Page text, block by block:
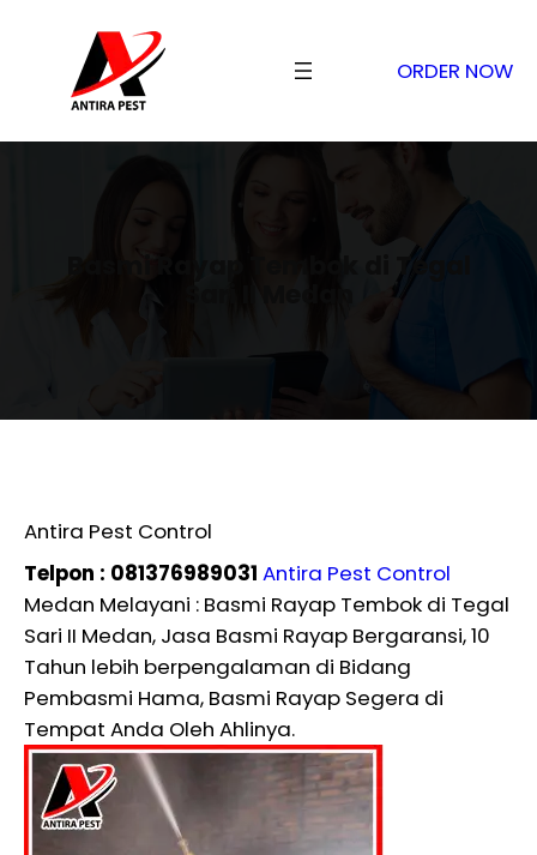
ORDER NOW
Basmi Rayap Tembok di Tegal
Antira Pest Control
Telpon : 081376989031 Antira Pest Control
Medan Melayani : Basmi Rayap Tembok di Tegal
Sari II Medan, Jasa Basmi Rayap Bergaransi, 10
Tahun lebih berpengalaman di Bidang
Pembasmi Hama, Basmi Rayap Segera di
Tempat Anda Oleh Ahlinya.